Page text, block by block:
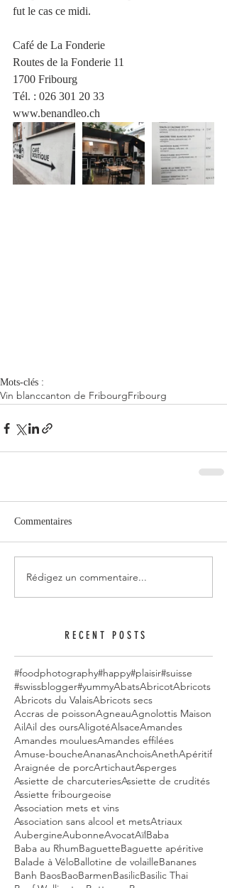
fut le cas ce midi.
Café de La Fonderie
Routes de la Fonderie 11
1700 Fribourg
Tél. : 026 301 20 33
www.benandleo.ch
Mots-clés :
Vin blanccanton de FribourgFribourg
Commentaires
Rédigez un commentaire...
RECENT POSTS
#foodphotography#happy#plaisir#suisse
#swissblogger#yummyAbatsAbricotAbricots
Abricots du ValaisAbricots secs
Accras de poissonAgneauAgnolottis Maison
AilAil des oursAligotéAlsaceAmandes
Amandes mouluesAmandes effilées
Amuse-boucheAnanasAnchoisAnethApéritif
Araignée de porcArtichautAsperges
Assiette de charcuteriesAssiette de crudités
Assiette fribourgeoise
Association mets et vins
Association sans alcool et metsAtriaux
AubergineAubonneAvocatAïlBaba
Baba au RhumBaguetteBaguette apéritive
Balade à VéloBallotine de volailleBananes
Banh BaosBaoBarmenBasilicBasilic Thai